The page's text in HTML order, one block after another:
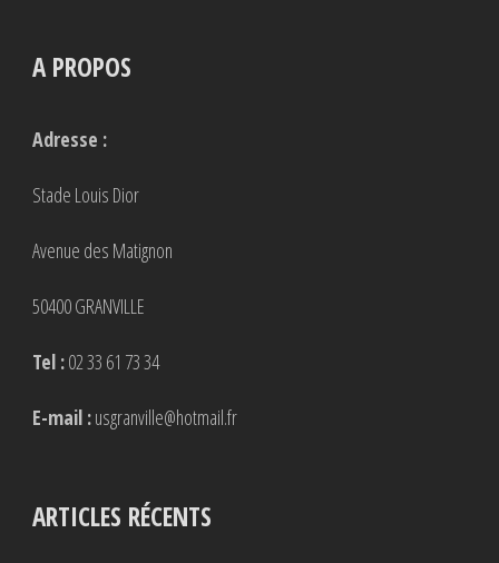
A PROPOS
Adresse :
Stade Louis Dior
Avenue des Matignon
50400 GRANVILLE
Tel :02 33 61 73 34
E-mail :usgranville@hotmail.fr
ARTICLES RÉCENTS